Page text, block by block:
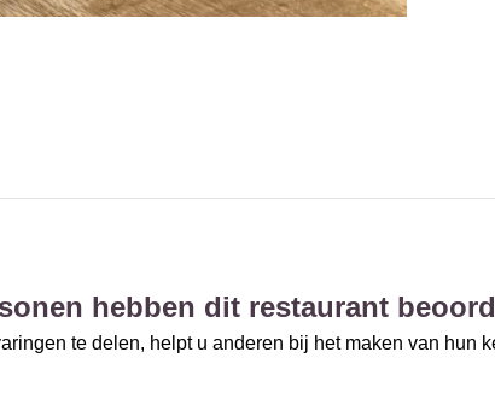
hebben dit restaurant
te delen, helpt u anderen bij het maken van hun